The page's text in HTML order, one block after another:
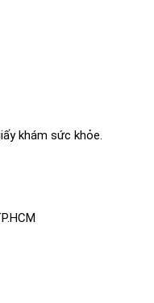
khám sức khỏe.